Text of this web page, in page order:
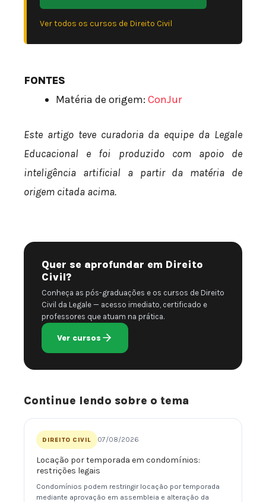
Ver todos os cursos de Direito Civil
FONTES
Matéria de origem: ConJur
Este artigo teve curadoria da equipe da Legale
Educacional e foi produzido com apoio de
inteligência artificial a partir da matéria de
origem citada acima.
Quer se aprofundar em Direito
Civil?
Conheça as pós-graduações e os cursos de Direito
Civil da Legale — acesso imediato, certificado e
professores que atuam na prática.
Ver cursos
Continue lendo sobre o tema
DIREITO CIVIL 07/08/2026
Locação por temporada em condomínios:
restrições legais
Condomínios podem restringir locação por temporada
mediante aprovação em assembleia e alteração da